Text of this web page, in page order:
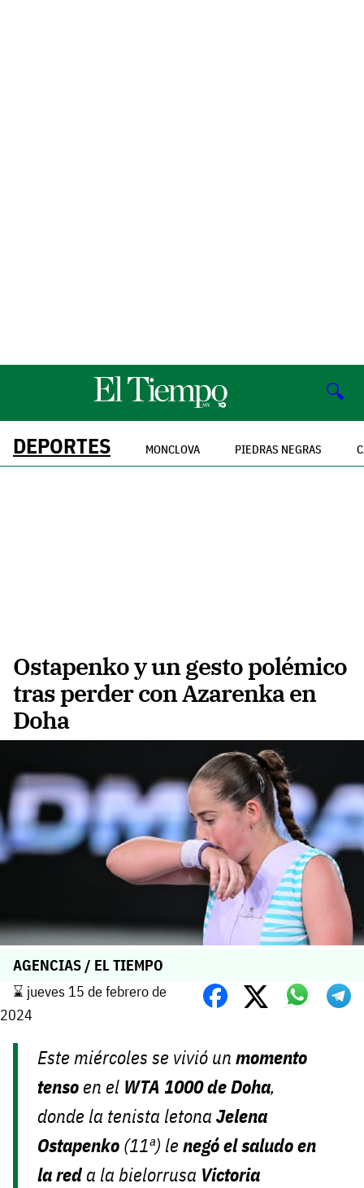
🔍
DEPORTES MONCLOVA PIEDRAS NEGRAS
Ostapenko y un gesto polémico
tras perder con Azarenka en
Doha
AGENCIAS / EL TIEMPO
⌛️ jueves 15 de febrero de
2024
Este miércoles se vivió unmomento
tenso en el WTA 1000 de Doha,
donde la tenista letonaJelena
Ostapenko (11ª) lenegó el saludo en
la red a la bielorrusa Victoria